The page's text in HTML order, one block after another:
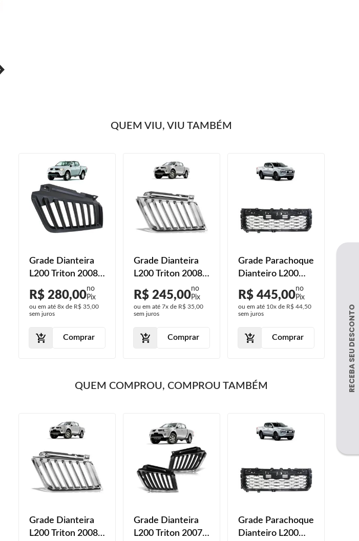
QUEM VIU, VIU TAMBÉM
Grade Dianteira
L200 Triton 2008
2009 2010 Preto
Liso
R$ 280,00
ou em até 8x de R$ 35,00
sem juros
Comprar
Grade Dianteira
L200 Triton 2008
Cromado
R$ 245,00
ou em até 7x de R$ 35,00
sem juros
Comprar
Grade Parachoque
Dianteiro L200
2020 2021 2022
Preto
R$ 445,00
ou em até 10x de R$ 44,50
sem juros
Comprar
ou
sem
QUEM COMPROU, COMPROU TAMBÉM
Grade Dianteira
L200 Triton 2008
Grade Dianteira
L200 Triton 2007
Grade Parachoque
Dianteiro L200